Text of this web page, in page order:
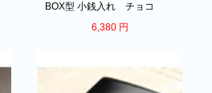
BOX型 小銭入れ チョコ
6,380 円